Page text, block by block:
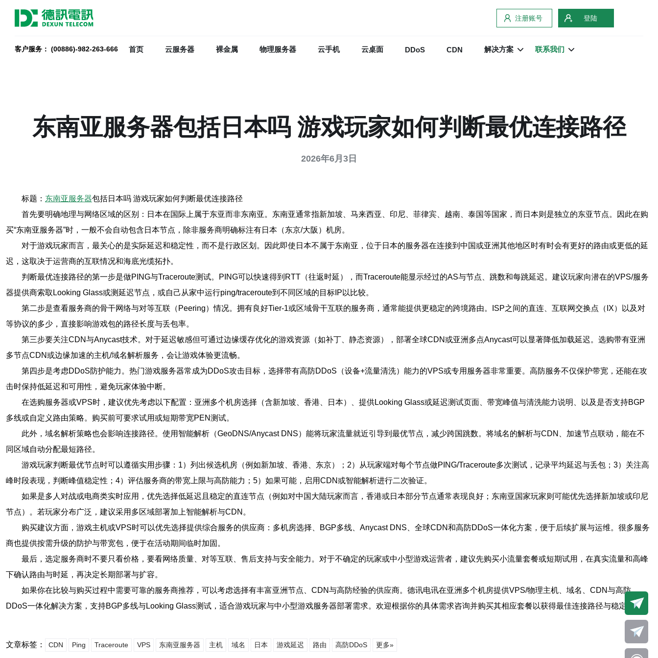
注册账号 登陆
客户服务： (00886)-982-263-666 首页 云服务器 裸金属 物理服务器 云手机 云桌面 DDoS CDN 解决方案 联系我们
东南亚服务器包括日本吗 游戏玩家如何判断最优连接路径
2026年6月3日
标题： 东南亚服务器包括日本吗 游戏玩家如何判断最优连接路径
首先要明确地理与网络区域的区别：日本在国际上属于东亚而非东南亚。东南亚通常指新加坡、马来西亚、印尼、菲律宾、越南、泰国等国家，而日本则是独立的东亚节点。因此在购
买“东南亚服务器”时，一般不会自动包含日本节点，除非服务商明确标注有日本（东京/大阪）机房。
对于游戏玩家而言，最关心的是实际延迟和稳定性，而不是行政区划。因此即使日本不属于东南亚，位于日本的服务器在连接到中国或亚洲其他地区时有时会有更好的路由或更低的延
迟，这取决于运营商的互联情况和海底光缆拓扑。
判断最优连接路径的第一步是做PING与Traceroute测试。PING可以快速得到RTT（往返时延），而Traceroute能显示经过的AS与节点、跳数和每跳延迟。建议玩家向潜在的VPS/服务
器提供商索取Looking Glass或测延迟节点，或自己从家中运行ping/traceroute到不同区域的目标IP以比较。
第二步是查看服务商的骨干网络与对等互联（Peering）情况。拥有良好Tier-1或区域骨干互联的服务商，通常能提供更稳定的跨境路由。ISP之间的直连、互联网交换点（IX）以及对
等协议的多少，直接影响游戏包的路径长度与丢包率。
第三步要关注CDN与Anycast技术。对于延迟敏感但可通过边缘缓存优化的游戏资源（如补丁、静态资源），部署全球CDN或亚洲多点Anycast可以显著降低加载延迟。选购带有亚洲
多节点CDN或边缘加速的主机/域名解析服务，会让游戏体验更流畅。
第四步是考虑DDoS防护能力。热门游戏服务器常成为DDoS攻击目标，选择带有高防DDoS（设备+流量清洗）能力的VPS或专用服务器非常重要。高防服务不仅保护带宽，还能在攻
击时保持低延迟和可用性，避免玩家体验中断。
在选购服务器或VPS时，建议优先考虑以下配置：亚洲多个机房选择（含新加坡、香港、日本）、提供Looking Glass或延迟测试页面、带宽峰值与清洗能力说明、以及是否支持BGP
多线或自定义路由策略。购买前可要求试用或短期带宽PEN测试。
此外，域名解析策略也会影响连接路径。使用智能解析（GeoDNS/Anycast DNS）能将玩家流量就近引导到最优节点，减少跨国跳数。将域名的解析与CDN、加速节点联动，能在不
同区域自动分配最短路径。
游戏玩家判断最优节点时可以遵循实用步骤：1）列出候选机房（例如新加坡、香港、东京）；2）从玩家端对每个节点做PING/Traceroute多次测试，记录平均延迟与丢包；3）关注高
峰时段表现，判断峰值稳定性；4）评估服务商的带宽上限与高防能力；5）如果可能，启用CDN或智能解析进行二次验证。
如果是多人对战或电商类实时应用，优先选择低延迟且稳定的直连节点（例如对中国大陆玩家而言，香港或日本部分节点通常表现良好；东南亚国家玩家则可能优先选择新加坡或印尼
节点）。若玩家分布广泛，建议采用多区域部署加上智能解析与CDN。
购买建议方面，游戏主机或VPS时可以优先选择提供综合服务的供应商：多机房选择、BGP多线、Anycast DNS、全球CDN和高防DDoS一体化方案，便于后续扩展与运维。很多服务
商也提供按需升级的防护与带宽包，便于在活动期间临时加固。
最后，选定服务商时不要只看价格，要看网络质量、对等互联、售后支持与安全能力。对于不确定的玩家或中小型游戏运营者，建议先购买小流量套餐或短期试用，在真实流量和高峰
下确认路由与时延，再决定长期部署与扩容。
如果你在比较与购买过程中需要可靠的服务商推荐，可以考虑选择有丰富亚洲节点、CDN与高防经验的供应商。德讯电讯在亚洲多个机房提供VPS/物理主机、域名、CDN与高防
DDoS一体化解决方案，支持BGP多线与Looking Glass测试，适合游戏玩家与中小型游戏服务器部署需求。欢迎根据你的具体需求咨询并购买其相应套餐以获得最佳连接路径与稳定保护。
文章标签： CDN Ping Traceroute VPS 东南亚服务器 主机 域名 日本 游戏延迟 路由 高防DDoS 更多»